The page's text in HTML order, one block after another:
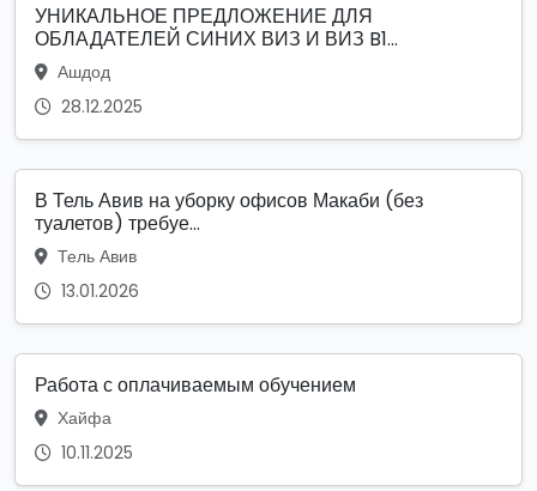
УНИКАЛЬНОЕ ПРЕДЛОЖЕНИЕ ДЛЯ
ОБЛАДАТЕЛЕЙ СИНИХ ВИЗ И ВИЗ B1...
Ашдод
28.12.2025
В Тель Авив на уборку офисов Макаби (без
туалетов) требуе...
Тель Авив
13.01.2026
Работа с оплачиваемым обучением
Хайфа
10.11.2025